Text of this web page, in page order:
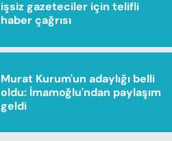
işsiz gazeteciler için telifli
haber çağrısı
Murat Kurum'un adaylığı belli
oldu: İmamoğlu'ndan paylaşım
geldi